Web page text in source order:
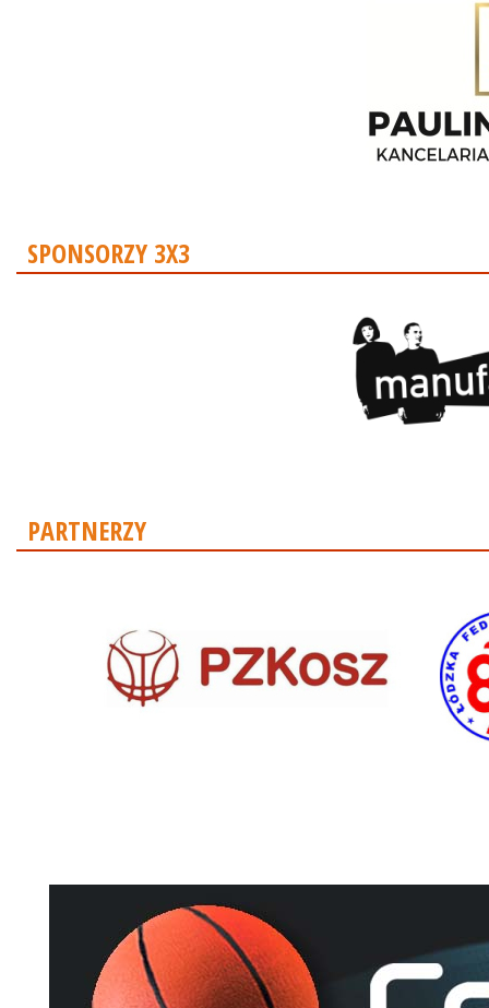
SPONSORZY 3X3
PARTNERZY